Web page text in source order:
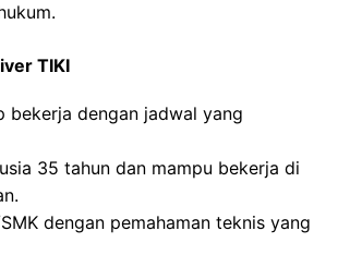
TIKI
bekerja dengan jadwal yang
35 tahun dan mampu bekerja di
dengan pemahaman teknis yang